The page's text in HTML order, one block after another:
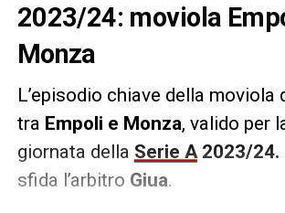
2023/24: moviola
Monza
L’episodio chiave della moviola
tra Empoli e Monza, valido per
giornata della Serie A2023/24.
sfida l’arbitro Giua.